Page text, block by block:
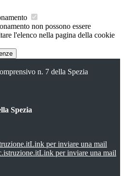
non possono essere
l'elenco nella pagina della cookie
n. 7 della Spezia
Spezia
Link per inviare una mail
Link per inviare una mail